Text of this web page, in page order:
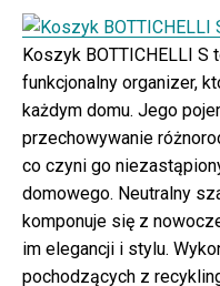
Koszyk BOTTICHELLI
funkcjonalny organizer,
każdym domu. Jego
przechowywanie
co czyni go
domowego. Neutralny
komponuje się z
im elegancji i stylu.
pochodzących z